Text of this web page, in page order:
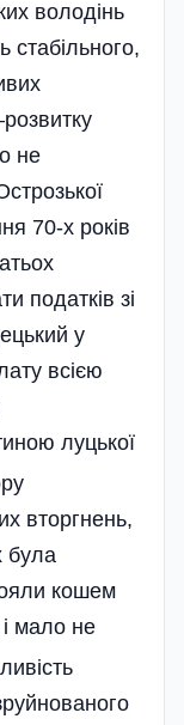
володінь
стабільного,
не
70-х років
податків зі
у
всією
луцької
вторгнень,
була
кошем
мало не